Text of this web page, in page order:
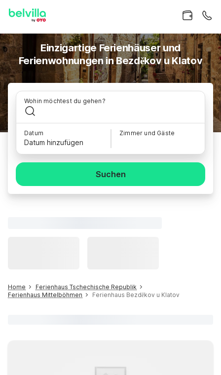
Einzigartige Ferienhäuser und
Ferienwohnungen in Bezděkov u Klatov
Wohin möchtest du gehen?
Datum
Datum hinzufügen
Zimmer und Gäste
Suchen
Home
Ferienhaus Tschechische Republik
Ferienhaus Mittelböhmen
Ferienhaus Bezděkov u Klatov